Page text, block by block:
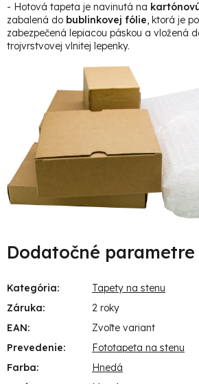
- Hotová tapeta je navinutá na
zabalená do bublinkovej fólie, ktorá je
zabezpečená lepiacou páskou a vložená
trojvrstvovej vlnitej lepenky.
Dodatočné parametre
Kategória:
Tapety na stenu
Záruka:
2 roky
EAN:
Zvoľte variant
Prevedenie:
Fototapeta na stenu
Farba:
Hnedá